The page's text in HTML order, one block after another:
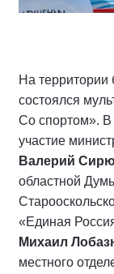
На
состоялся
Со спортом». В
участие
Валерий
областной
«Единая
Михаил
местного